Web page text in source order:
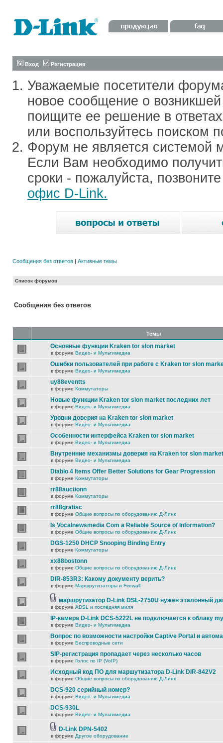
Вход Регистрация
Уважаемые посетители
новое сообщение о
поищите ее решение в
или воспользуйтесь поиском
Форум не является системой
Если Вам необходимо
сроки - пожалуйста,
офис D-Link.
Сообщения без ответов | Активные темы
Список форумов
Сообщения без ответов
Темы
Основные функции Kraken tor slon market
в форуме Видео- и Мультимедиа
Ошибки пользователей при работе с Kraken tor slon
в форуме Видео- и Мультимедиа
uy88eventts
в форуме Коммутаторы
Новые функции Kraken tor slon market последних лет
в форуме Видео- и Мультимедиа
Уровни доверия на Kraken tor slon market
в форуме Видео- и Мультимедиа
Особенности интерфейса Kraken tor slon market
в форуме Видео- и Мультимедиа
Внутренние механизмы доверия на Kraken tor slon market
в форуме Видео- и Мультимедиа
Diablo 4 Items Offer Better Solutions for Gear Progression
в форуме Коммутаторы
rr88auctionn
в форуме Коммутаторы
rr88gratisc
в форуме Общие вопросы по оборудованию Д-Линк
Is Vocalnewsmedia Com a Reliable Source of Information?
в форуме Общие вопросы по оборудованию Д-Линк
DGS-1250 DHCP Snooping Binding Entry
в форуме Коммутаторы
xx88bostonn
в форуме Общие вопросы по оборудованию Д-Линк
DIR-853R3: Какому документу верить?
в форуме Маршрутизаторы и Firewall
маршрутизатор D-Link DSL-2750U нужен эталонный
в форуме ADSL и последняя миля
IP-камера D-Link DCS-5222L не подключается к облаку
в форуме Видео- и Мультимедиа
Вопрос по возможности настройки Captive Portal и
в форуме Беспроводные сети
SIP-регистрация пропадает через несколько часов
в форуме Голос по IP (VoIP)
Исходный код ПО для маршутизатора D-Link DIR-842V2
в форуме Общие вопросы по оборудованию Д-Линк
DCS-920 серийный номер?
в форуме Видео- и Мультимедиа
DCS-930L
в форуме Видео- и Мультимедиа
D-Link DPN-5402
в форуме Другое оборудование